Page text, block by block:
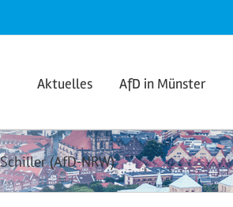
Aktuelles AfD in Münster
(AfD-NRW)